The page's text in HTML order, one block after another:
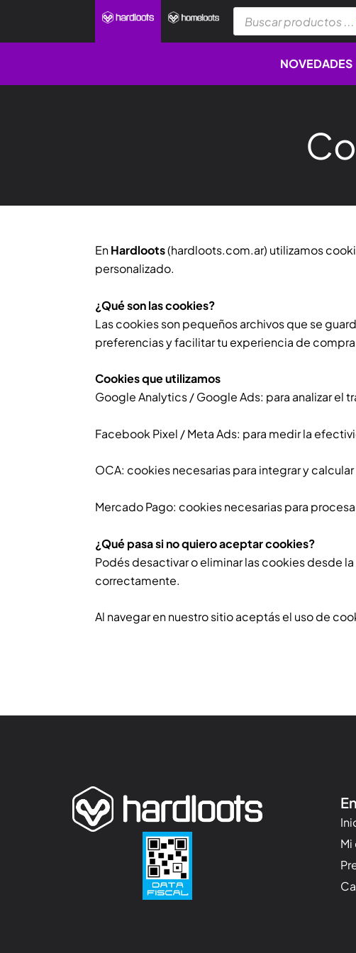
contenido
productos
NOVEDADES
EnHardloots(hardloots.com.ar) utilizamos
personalizado.
¿Qué son las cookies?
Las cookies son pequeños archivos que se
preferencias y facilitar tu experiencia de
Cookies que utilizamos
Google Analytics / Google Ads: para analizar el
Facebook Pixel / Meta Ads: para medir la
OCA: cookies necesarias para integrar y calcular
Mercado Pago: cookies necesarias para
¿Qué pasa si no quiero aceptar cookies?
Podés desactivar o eliminar las cookies desde
correctamente.
Al navegar en nuestro sitio aceptás el uso de
Mi